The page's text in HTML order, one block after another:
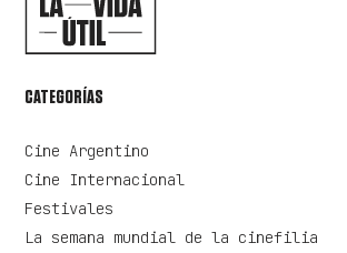
CATEGORÍAS
Cine Argentino
Cine Internacional
Festivales
La semana mundial de la cinefilia